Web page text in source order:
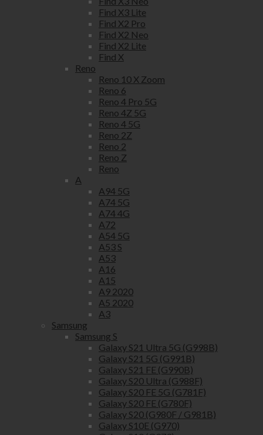
Find X3 Lite
Find X2 Pro
Find X2 Neo
Find X2 Lite
Find X
Reno
Reno 10 X Zoom
Reno 6
Reno 4 Pro 5G
Reno 4Z 5G
Reno 4 5G
Reno 2Z
Reno 2
Reno Z
Reno
A
A94 5G
A74 5G
A74 4G
A72
A54 5G
A53 S
A53
A16
A15
A9 2020
A5 2020
A3
Samsung
Samsung S
Galaxy S21 Ultra 5G (G998B)
Galaxy S21 5G (G991B)
Galaxy S21 FE (G990B)
Galaxy S20 Ultra (G988F)
Galaxy S20 FE 5G (G781F)
Galaxy S20 FE (G780F)
Galaxy S20 (G980F / G981B)
Galaxy S10E (G970)